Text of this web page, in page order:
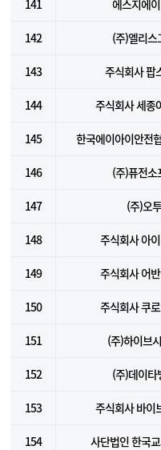
141 에스지에
142 (주)엘리스
143 주식회사 팝
144 주식회사 세종
145 한국에이아이안전
146 (주)퓨전소
147 (주)오투
148 주식회사 아
149 주식회사 어
150 주식회사 쿠
151 (주)하이브
152 (주)데이타
153 주식회사 바이
154 사단법인 한국